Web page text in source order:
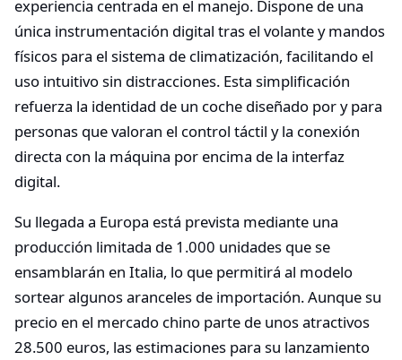
experiencia centrada en el manejo. Dispone de una
única instrumentación digital tras el volante y mandos
físicos para el sistema de climatización, facilitando el
uso intuitivo sin distracciones. Esta simplificación
refuerza la identidad de un coche diseñado por y para
personas que valoran el control táctil y la conexión
directa con la máquina por encima de la interfaz
digital.
Su llegada a Europa está prevista mediante una
producción limitada de 1.000 unidades que se
ensamblarán en Italia, lo que permitirá al modelo
sortear algunos aranceles de importación. Aunque su
precio en el mercado chino parte de unos atractivos
28.500 euros, las estimaciones para su lanzamiento